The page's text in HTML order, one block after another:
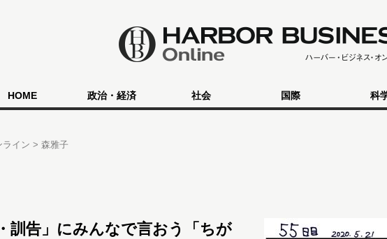
HOME 政治・経済 社会 国際 科
ライン 森雅子
訓告」にみんなで言おう「ちが